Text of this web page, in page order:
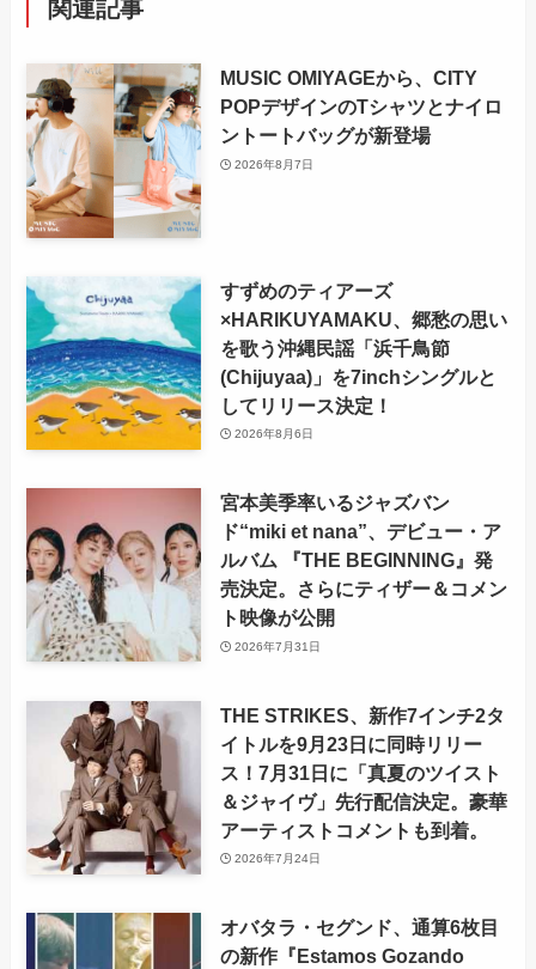
関連記事
MUSIC OMIYAGEから、CITY
POPデザインのTシャツとナイロ
ントートバッグが新登場
2026年8月7日
すずめのティアーズ
×HARIKUYAMAKU、郷愁の思い
を歌う沖縄民謡「浜千鳥節
(Chijuyaa)」を7inchシングルと
してリリース決定！
2026年8月6日
宮本美季率いるジャズバン
ド“miki et nana”、デビュー・ア
ルバム 『THE BEGINNING』発
売決定。さらにティザー＆コメン
ト映像が公開
2026年7月31日
THE STRIKES、新作7インチ2タ
イトルを9月23日に同時リリー
ス！7月31日に「真夏のツイスト
＆ジャイヴ」先行配信決定。豪華
アーティストコメントも到着。
2026年7月24日
オバタラ・セグンド、通算6枚目
の新作『Estamos Gozando